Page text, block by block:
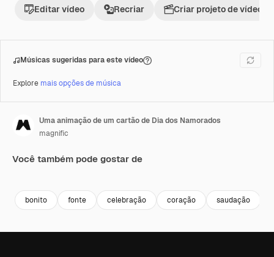
Editar vídeo Recriar Criar projeto de vídeo
Músicas sugeridas para este vídeo
Explore mais opções de música
Uma animação de um cartão de Dia dos Namorados
magnific
Você também pode gostar de
bonito fonte celebração coração saudação